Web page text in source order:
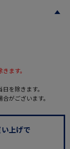
きます。
を除きます。
がございます。
上げで